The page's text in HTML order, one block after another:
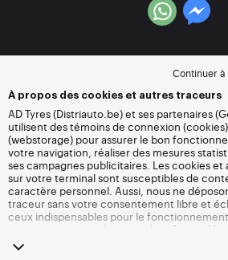
Continuer
À propos des cookies et autres traceurs
AD Tyres (Distriauto.be) et ses partenaires
utilisent des témoins de connexion
(webstorage) pour assurer le bon
votre navigation, réaliser des mesures
ses campagnes publicitaires. Les cookies
sur votre terminal sont susceptibles de
caractère personnel. Aussi, nous ne
traceur sans votre consentement libre et
ceux indispensables pour le
conservons votre choix pendant 6 mois.
consentement à tout moment en vous
autres traceurs